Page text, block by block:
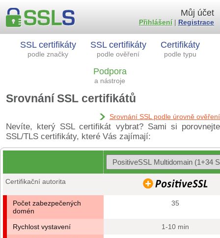
SSL certifikáty
podle značky
SSL certifikáty
podle ověření
Certifikáty
podle typu
Podpora
a nástroje
Můj účet
Přihlášení| Registrace
Srovnání SSL certifikátů
Srovnání SSL podle úrovně ověření
Nevíte, který SSL certifikát vybrat? Sami si porovnejte
SSL/TLS certifikáty, které Vás zajímají:
Certifikační autorita
Počet zabezpečených
domén
35
Rychlost vystavení
1-10 min